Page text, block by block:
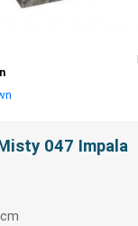
047 Impala